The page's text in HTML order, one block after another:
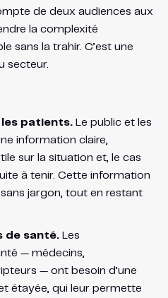
de deux audiences aux
la complexité
sans la trahir. C’est une
secteur.
patients.Le public et les
information claire,
sur la situation et, le cas
à tenir. Cette information
jargon, tout en restant
de santé.Les
— médecins,
— ont besoin d’une
étayée, qui leur permette